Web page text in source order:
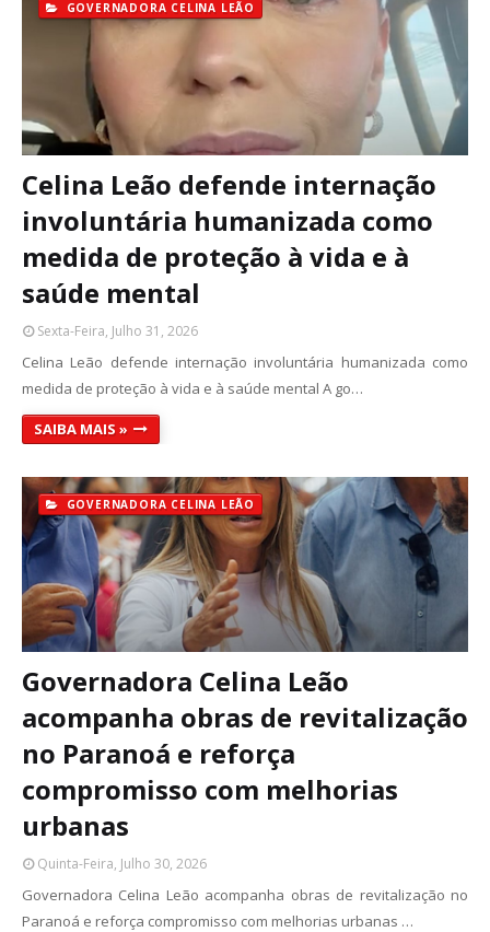
GOVERNADORA CELINA LEÃO
Celina Leão defende internação
involuntária humanizada como
medida de proteção à vida e à
saúde mental
Sexta-Feira, Julho 31, 2026
Celina Leão defende internação involuntária humanizada como
medida de proteção à vida e à saúde mental A go…
SAIBA MAIS »
GOVERNADORA CELINA LEÃO
Governadora Celina Leão
acompanha obras de revitalização
no Paranoá e reforça
compromisso com melhorias
urbanas
Quinta-Feira, Julho 30, 2026
Governadora Celina Leão acompanha obras de revitalização no
Paranoá e reforça compromisso com melhorias urbanas …